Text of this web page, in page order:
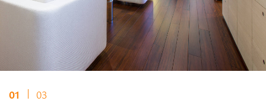
01 03
01 03
01 03